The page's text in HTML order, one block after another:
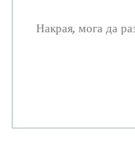
Накрая, мога да